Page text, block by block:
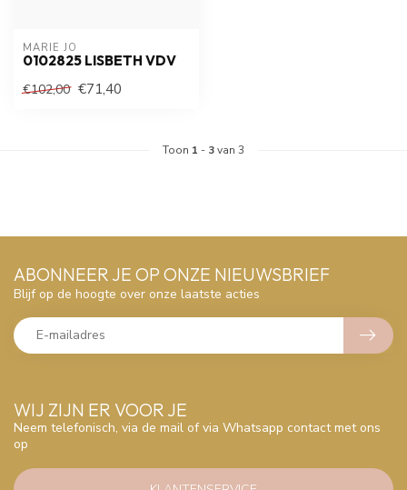
MARIE JO
0102825 LISBETH VDV
€102,00 €71,40
Toon 1 - 3van 3
WIJ ZIJN ER VOOR JE
Neem telefonisch, via de mail of via Whatsapp contact met ons
op
ABONNEER JE OP ONZE NIEUWSBRIEF
Blijf op de hoogte over onze laatste acties